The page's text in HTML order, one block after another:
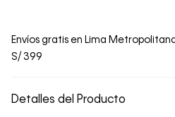
Envíos gratis en Lima
S/ 399
Detalles del Producto